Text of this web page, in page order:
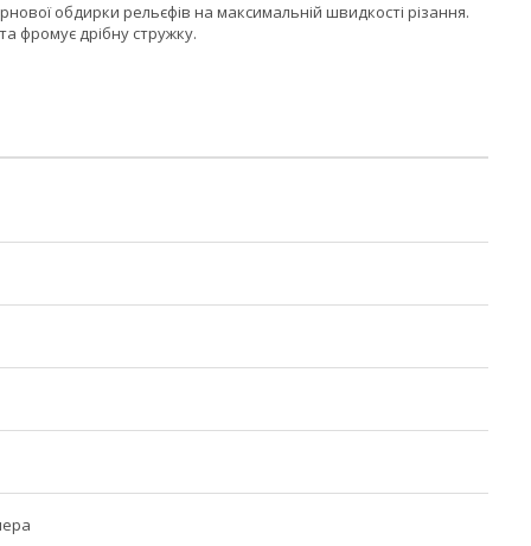
обдирки рельєфів на максимальній швидкості різання.
фромує дрібну стружку.